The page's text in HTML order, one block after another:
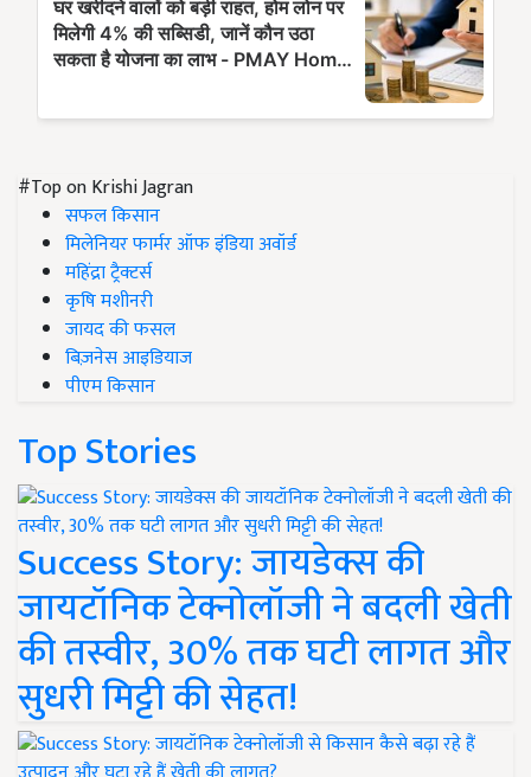
#Top on Krishi Jagran
सफल किसान
मिलेनियर फार्मर ऑफ इंडिया अवॉर्ड
महिंद्रा ट्रैक्टर्स
कृषि मशीनरी
जायद की फसल
बिज़नेस आइडियाज
पीएम किसान
Top Stories
Success Story: जायडेक्स की
जायटॉनिक टेक्नोलॉजी ने बदली खेती
की तस्वीर, 30% तक घटी लागत और
सुधरी मिट्टी की सेहत!